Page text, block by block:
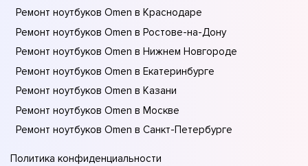
Ремонт ноутбуков Omen в Краснодаре
Ремонт ноутбуков Omen в Ростове-на-Донy
Ремонт ноутбуков Omen в Нижнем Новгороде
Ремонт ноутбуков Omen в Екатеринбурге
Ремонт ноутбуков Omen в Казани
Ремонт ноутбуков Omen в Москве
Ремонт ноутбуков Omen в Санкт-Петербурге
Политика конфиденциальности